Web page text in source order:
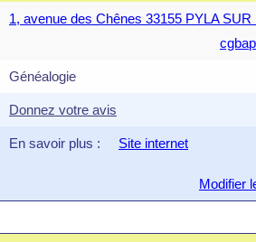
1, avenue des Chênes 33155 PYLA SUR
Généalogie
Donnez votre avis
En savoir plus : Site internet
Modifier